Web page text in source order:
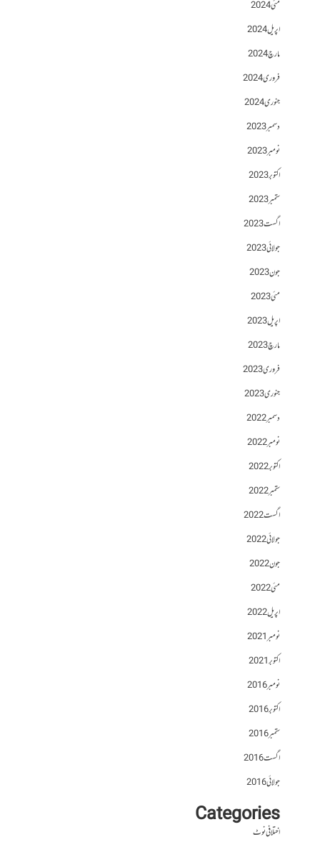
مئی 2024
اپریل 2024
مارچ 2024
فروری 2024
جنوری 2024
دسمبر 2023
نومبر 2023
اکتوبر 2023
ستمبر 2023
اگست 2023
جولائی 2023
جون 2023
مئی 2023
اپریل 2023
مارچ 2023
فروری 2023
جنوری 2023
دسمبر 2022
نومبر 2022
اکتوبر 2022
ستمبر 2022
اگست 2022
جولائی 2022
جون 2022
مئی 2022
اپریل 2022
نومبر 2021
اکتوبر 2021
نومبر 2016
اکتوبر 2016
ستمبر 2016
اگست 2016
جولائی 2016
Categories
اختلافی نوٹ